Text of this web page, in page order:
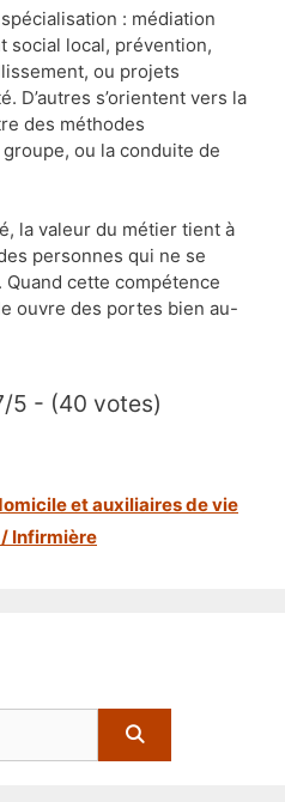
: médiation
social local, prévention,
ou projets
D’autres s’orientent vers la
des méthodes
ou la conduite de
la valeur du métier tient à
personnes qui ne se
cette compétence
ouvre des portes bien au-
5 - (40 votes)
et auxiliaires de vie
Infirmière